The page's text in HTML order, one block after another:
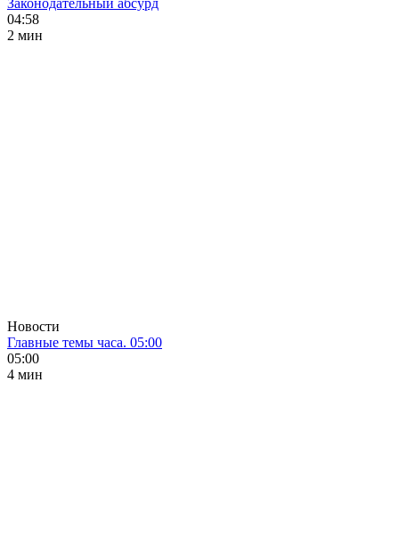
Законодательный абсурд
04:58
2 мин
Новости
Главные темы часа. 05:00
05:00
4 мин